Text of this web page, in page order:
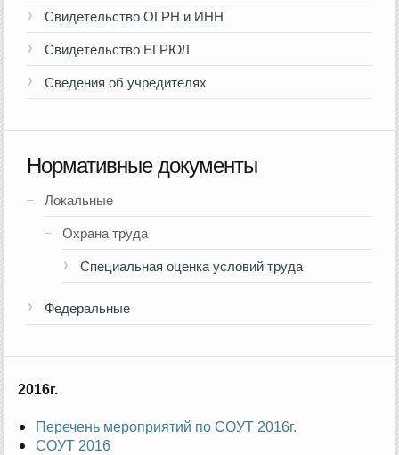
Свидетельство ОГРН и ИНН
Свидетельство ЕГРЮЛ
Сведения об учредителях
Нормативные документы
Локальные
Охрана труда
Специальная оценка условий труда
Федеральные
2016г.
Перечень мероприятий по СОУТ 2016г.
СОУТ 2016